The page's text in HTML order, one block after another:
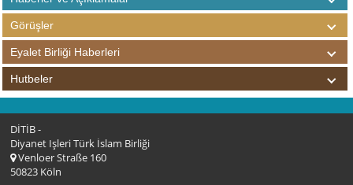
Görüşler
Eyalet Birliği Haberleri
Hutbeler
DİTİB -
Diyanet Işleri Türk İslam Birliği
Venloer Straße 160
50823 Köln